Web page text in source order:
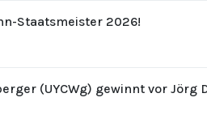
Staatsmeister 2026!
(UYCWg) gewinnt vor Jörg